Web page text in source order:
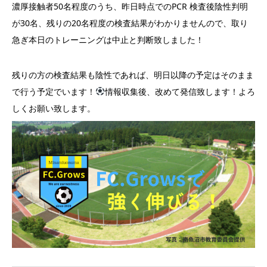
濃厚接触者50名程度のうち、昨日時点でのPCR 検査後陰性判明
が30名、残りの20名程度の検査結果がわかりませんので、取り
急ぎ本日のトレーニングは中止と判断致しました！
残りの方の検査結果も陰性であれば、明日以降の予定はそのまま
で行う予定でいます！
情報収集後、改めて発信致します！よろ
しくお願い致します。